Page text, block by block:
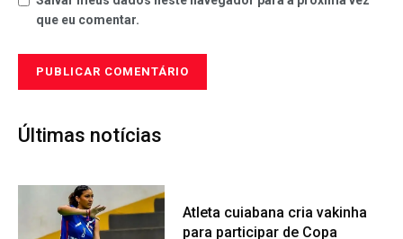
que eu comentar.
Últimas notícias
Atleta cuiabana cria vakinha
para participar de Copa